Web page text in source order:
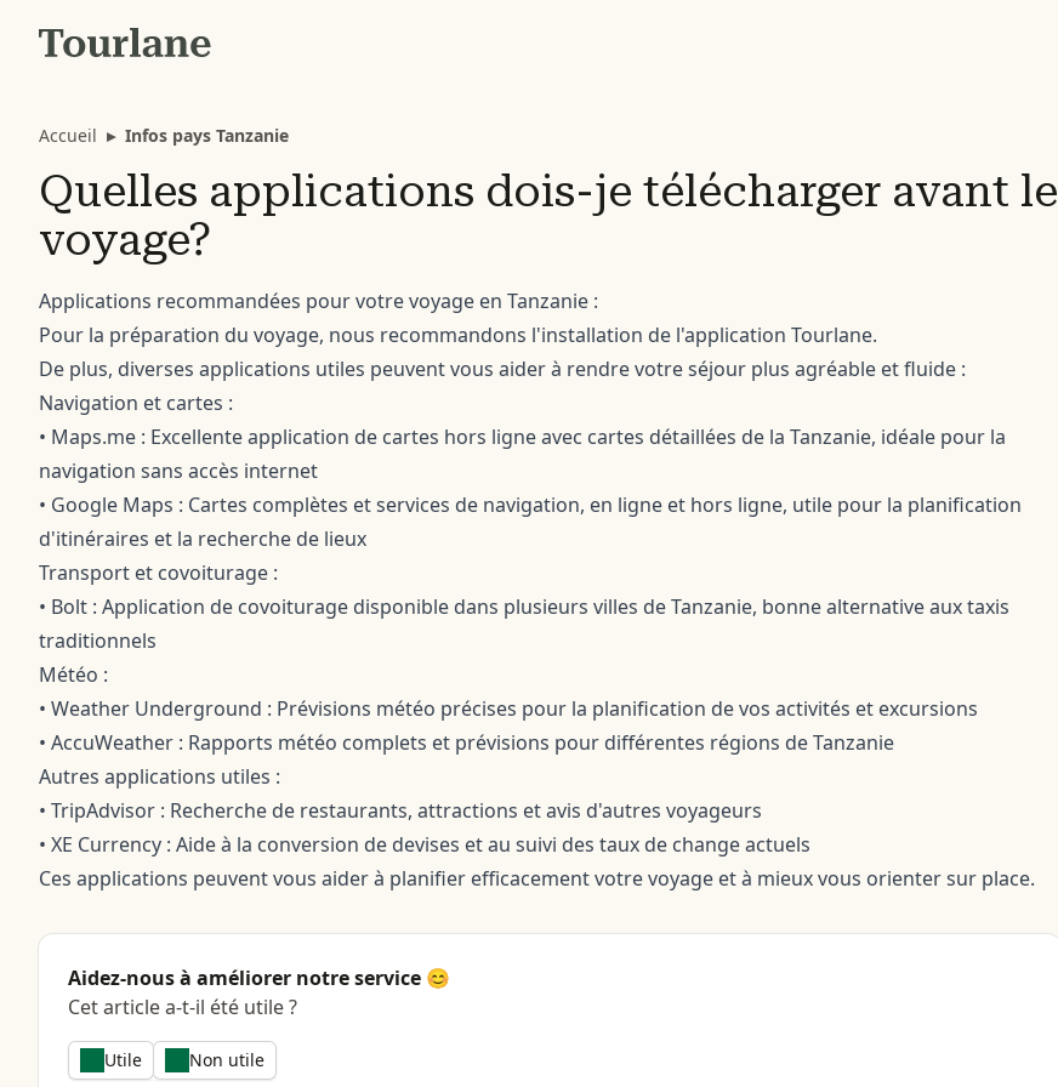
Accueil ▸ Infos pays Tanzanie
Quelles applications dois-je télécharger avant le
voyage?
Applications recommandées pour votre voyage en Tanzanie :
Pour la préparation du voyage, nous recommandons l'installation de l'application Tourlane.
De plus, diverses applications utiles peuvent vous aider à rendre votre séjour plus agréable et fluide :
Navigation et cartes :
• Maps.me : Excellente application de cartes hors ligne avec cartes détaillées de la Tanzanie, idéale pour la
navigation sans accès internet
• Google Maps : Cartes complètes et services de navigation, en ligne et hors ligne, utile pour la planification
d'itinéraires et la recherche de lieux
Transport et covoiturage :
• Bolt : Application de covoiturage disponible dans plusieurs villes de Tanzanie, bonne alternative aux taxis
traditionnels
Météo :
• Weather Underground : Prévisions météo précises pour la planification de vos activités et excursions
• AccuWeather : Rapports météo complets et prévisions pour différentes régions de Tanzanie
Autres applications utiles :
• TripAdvisor : Recherche de restaurants, attractions et avis d'autres voyageurs
• XE Currency : Aide à la conversion de devises et au suivi des taux de change actuels
Ces applications peuvent vous aider à planifier efficacement votre voyage et à mieux vous orienter sur place.
Aidez-nous à améliorer notre service 😊
Cet article a-t-il été utile ?
Utile Non utile